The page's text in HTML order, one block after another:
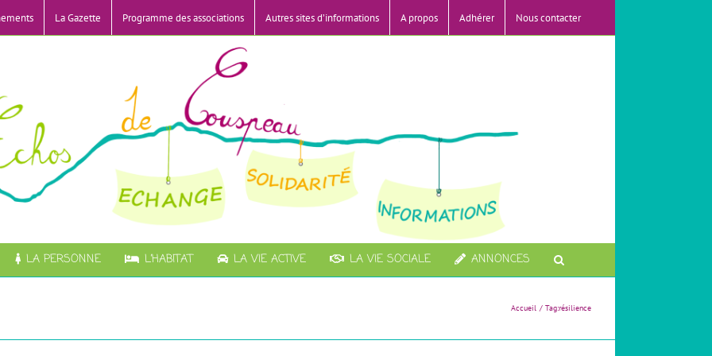
La Gazette Programme des associations Autres sites d’informations A propos Adhérer Nous contacter
LA PERSONNE L’HABITAT LA VIE ACTIVE LA VIE SOCIALE ANNONCES
Accueil Tag:résilience